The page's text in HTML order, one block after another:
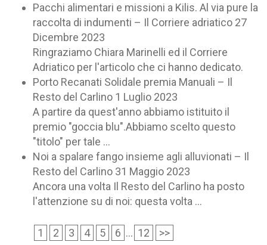
Pacchi alimentari e missioni a Kilis. Al via pure la
raccolta di indumenti – Il Corriere adriatico 27
Dicembre 2023
Ringraziamo Chiara Marinelli ed il Corriere
Adriatico per l'articolo che ci hanno dedicato.
Porto Recanati Solidale premia Manuali – Il
Resto del Carlino 1 Luglio 2023
A partire da quest'anno abbiamo istituito il
premio "goccia blu".Abbiamo scelto questo
"titolo" per tale ...
Noi a spalare fango insieme agli alluvionati – Il
Resto del Carlino 31 Maggio 2023
Ancora una volta Il Resto del Carlino ha posto
l'attenzione su di noi: questa volta ...
1 2 3 4 5 6 ... 12 >>